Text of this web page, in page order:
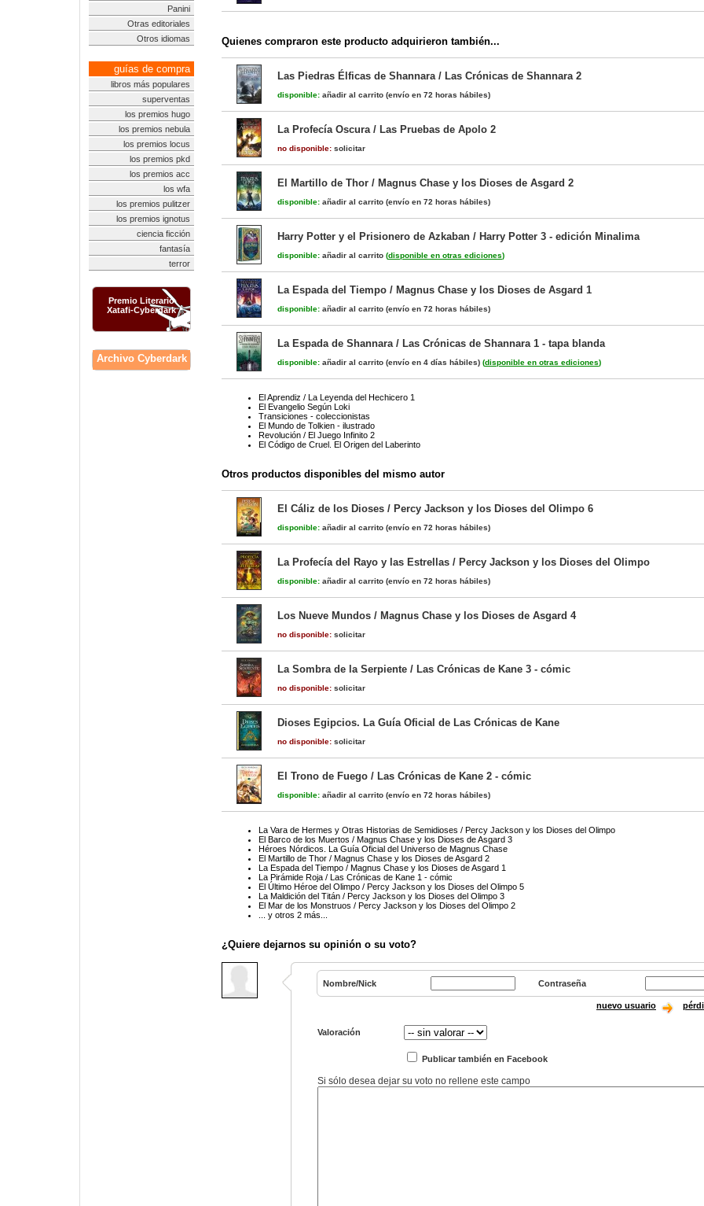
Panini
Otras editoriales
Otros idiomas
guías de compra
libros más populares
superventas
los premios hugo
los premios nebula
los premios locus
los premios pkd
los premios acc
los wfa
los premios pulitzer
los premios ignotus
ciencia ficción
fantasía
terror
Premio Literario
Xatafi-Cyberdark
Archivo Cyberdark
Quienes compraron este producto adquirieron también...
Las Piedras Élficas de Shannara / Las Crónicas de Shannara 2
disponible: añadir al carrito (envío en 72 horas hábiles)
La Profecía Oscura / Las Pruebas de Apolo 2
no disponible: solicitar
El Martillo de Thor / Magnus Chase y los Dioses de Asgard 2
disponible: añadir al carrito (envío en 72 horas hábiles)
Harry Potter y el Prisionero de Azkaban / Harry Potter 3 - edición Minalima
disponible: añadir al carrito (disponible en otras ediciones)
La Espada del Tiempo / Magnus Chase y los Dioses de Asgard 1
disponible: añadir al carrito (envío en 72 horas hábiles)
La Espada de Shannara / Las Crónicas de Shannara 1 - tapa blanda
disponible: añadir al carrito (envío en 4 días hábiles) (disponible en otras ediciones)
El Aprendiz / La Leyenda del Hechicero 1
El Evangelio Según Loki
Transiciones - coleccionistas
El Mundo de Tolkien - ilustrado
Revolución / El Juego Infinito 2
El Código de Cruel. El Origen del Laberinto
Otros productos disponibles del mismo autor
El Cáliz de los Dioses / Percy Jackson y los Dioses del Olimpo 6
disponible: añadir al carrito (envío en 72 horas hábiles)
La Profecía del Rayo y las Estrellas / Percy Jackson y los Dioses del Olimpo
disponible: añadir al carrito (envío en 72 horas hábiles)
Los Nueve Mundos / Magnus Chase y los Dioses de Asgard 4
no disponible: solicitar
La Sombra de la Serpiente / Las Crónicas de Kane 3 - cómic
no disponible: solicitar
Dioses Egipcios. La Guía Oficial de Las Crónicas de Kane
no disponible: solicitar
El Trono de Fuego / Las Crónicas de Kane 2 - cómic
disponible: añadir al carrito (envío en 72 horas hábiles)
La Vara de Hermes y Otras Historias de Semidioses / Percy Jackson y los Dioses del Olimpo
El Barco de los Muertos / Magnus Chase y los Dioses de Asgard 3
Héroes Nórdicos. La Guía Oficial del Universo de Magnus Chase
El Martillo de Thor / Magnus Chase y los Dioses de Asgard 2
La Espada del Tiempo / Magnus Chase y los Dioses de Asgard 1
La Pirámide Roja / Las Crónicas de Kane 1 - cómic
El Último Héroe del Olimpo / Percy Jackson y los Dioses del Olimpo 5
La Maldición del Titán / Percy Jackson y los Dioses del Olimpo 3
El Mar de los Monstruos / Percy Jackson y los Dioses del Olimpo 2
... y otros 2 más...
¿Quiere dejarnos su opinión o su voto?
Nombre/Nick Contraseña
nuevo usuario
Valoración
Publicar también en Facebook
Si sólo desea dejar su voto no rellene este campo